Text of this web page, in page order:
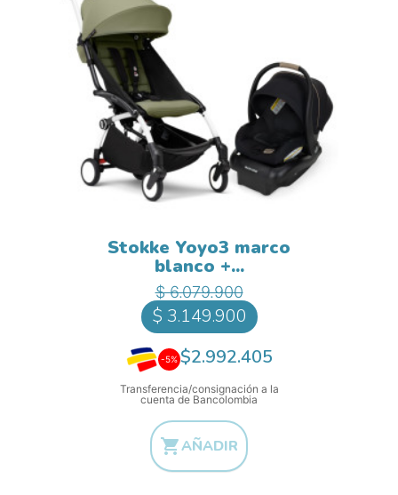
Stokke Yoyo3 marco
blanco +...
Precio base
$ 6.079.900Precio
$ 3.149.900
-5% $2.992.405
Transferencia/consignación a la
cuenta de Bancolombia
AÑADIR